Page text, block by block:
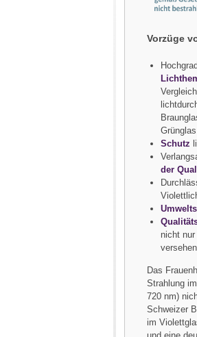
Vorzüge
Schutz
der
nicht
versehen.
Das
Strahlung
720 nm)
Schweizer
im